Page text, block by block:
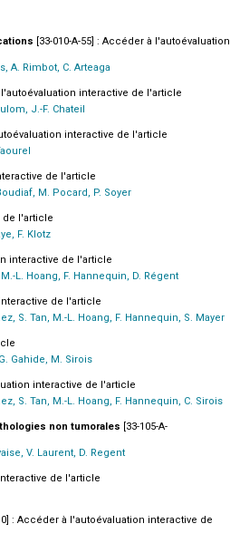
[33-010-A-55] : Accéder à l'autoévaluation
A. Rimbot, C. Arteaga
l'autoévaluation interactive de l'article
J.-F. Chateil
interactive de l'article
de l'article
M. Pocard, P. Soyer
de l'article
F. Klotz
interactive de l'article
L. Hoang, F. Hannequin, D. Régent
de l'article
S. Tan, M.-L. Hoang, F. Hannequin, S. Mayer
Gahide, M. Sirois
interactive de l'article
S. Tan, M.-L. Hoang, F. Hannequin, C. Sirois
non tumorales [33-105-A-
V. Laurent, D. Regent
de l'article
: Accéder à l'autoévaluation interactive de